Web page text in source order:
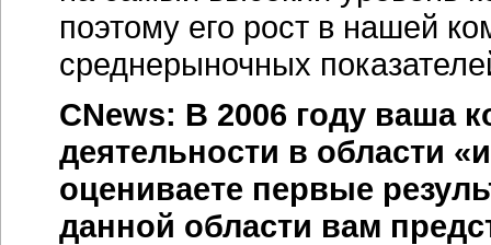
поэтому его рост в нашей
среднерыночных
CNews: В 2006 году ваша
деятельности в области
оцениваете первые
данной области вам